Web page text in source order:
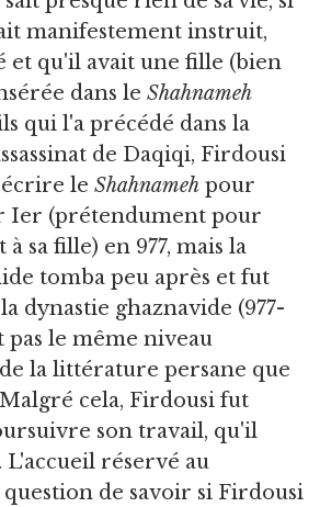
manifestement instruit,
et qu'il avait une fille (bien
dans le Shahnameh
qui l'a précédé dans la
de Daqiqi, Firdousi
le Shahnameh pour
Ier (prétendument pour
sa fille) en 977, mais la
tomba peu après et fut
dynastie ghaznavide (977-
pas le même niveau
la littérature persane que
cela, Firdousi fut
son travail, qu'il
L'accueil réservé au
question de savoir si Firdousi